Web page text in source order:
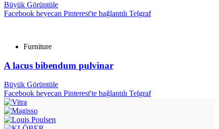
Büyük Görüntüle
Facebook heyecan Pinterest'te bağlantılı Telgraf
Furniture
A lacus bibendum pulvinar
Büyük Görüntüle
Facebook heyecan Pinterest'te bağlantılı Telgraf